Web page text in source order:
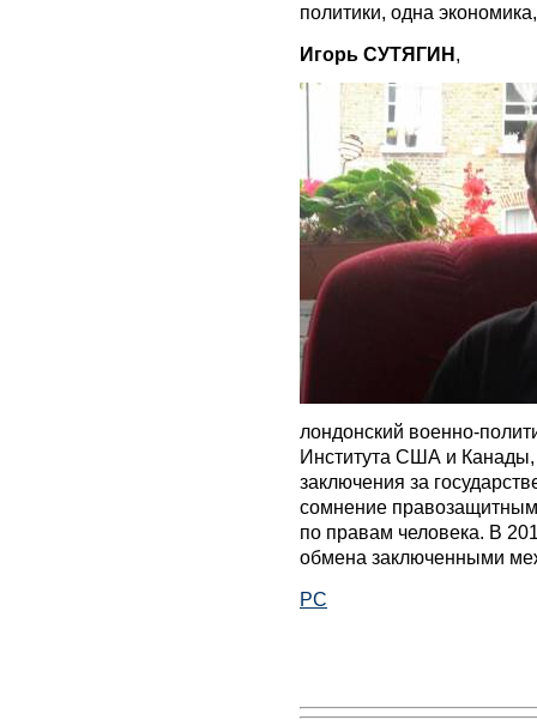
политики, одна
Игорь СУТЯГИН,
лондонский военно-
Института США и Канады,
заключения за
сомнение
по правам человека. В
обмена заключенными
РС